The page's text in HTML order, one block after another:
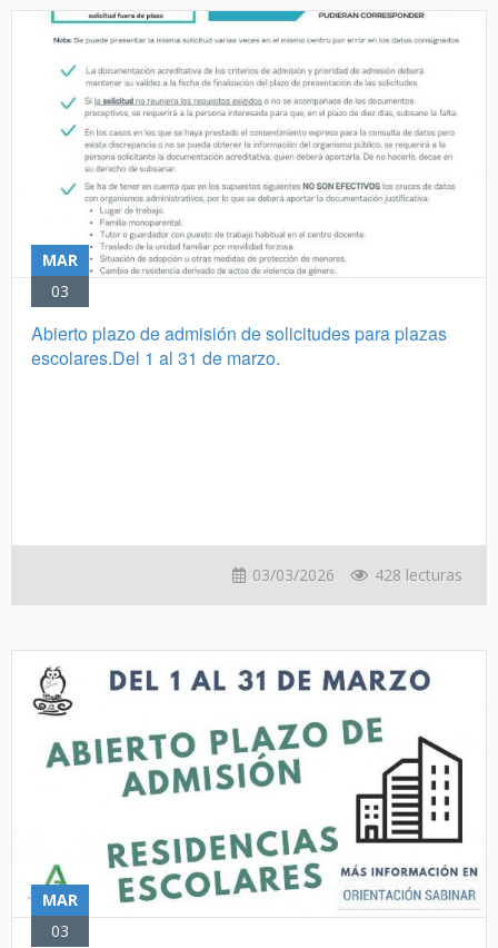
MAR
03
Abierto plazo de admisión de solicitudes para plazas
escolares.Del 1 al 31 de marzo.
03/03/2026 428 lecturas
MAR
03